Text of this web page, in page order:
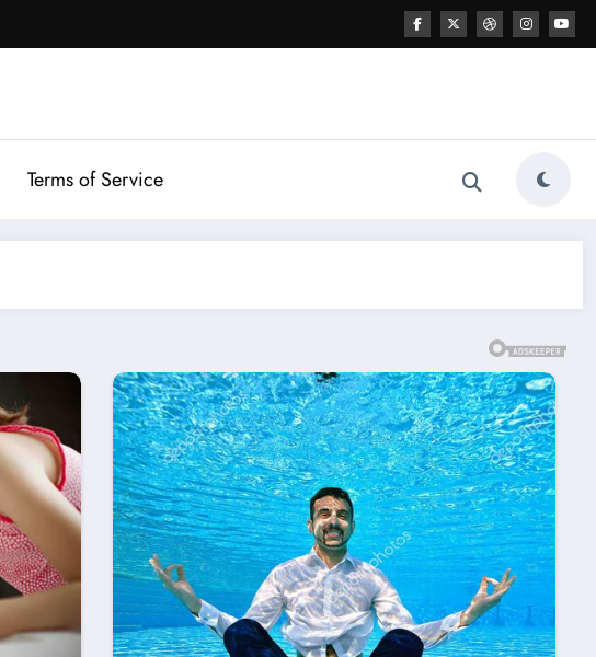
Terms of Service